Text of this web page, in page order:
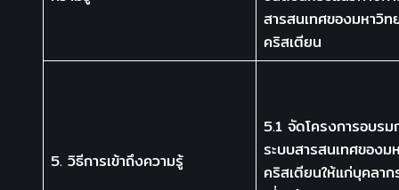
สารสนเทศของมหาวิท
คริสเตียน
5. วิธีการเข้าถึงความรู้
5.1 จัดโครงการอบรม
ระบบสารสนเทศของม
คริสเตียนให้แก่บุคลา